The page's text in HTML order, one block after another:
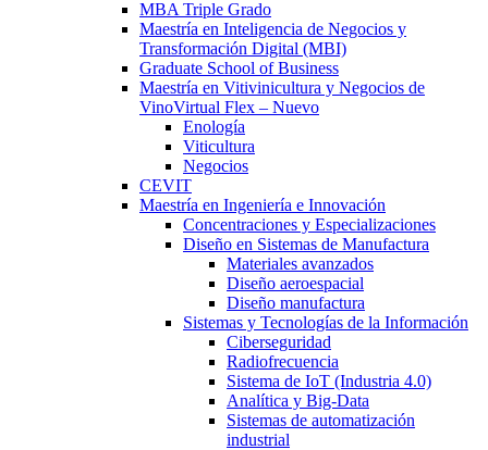
MBA Triple Grado
Maestría en Inteligencia de Negocios y
Transformación Digital (MBI)
Graduate School of Business
Maestría en Vitivinicultura y Negocios de
VinoVirtual Flex – Nuevo
Enología
Viticultura
Negocios
CEVIT
Maestría en Ingeniería e Innovación
Concentraciones y Especializaciones
Diseño en Sistemas de Manufactura
Materiales avanzados
Diseño aeroespacial
Diseño manufactura
Sistemas y Tecnologías de la Información
Ciberseguridad
Radiofrecuencia
Sistema de IoT (Industria 4.0)
Analítica y Big-Data
Sistemas de automatización
industrial